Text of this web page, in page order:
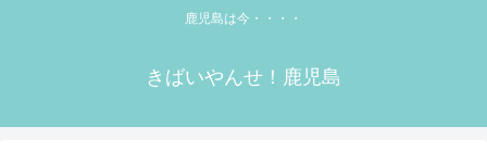
鹿児島は今・・・・
きばいやんせ！鹿児島